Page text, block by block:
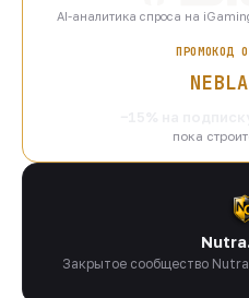
AI-аналитика спроса на
ПРОМОКОД
пока
Закрытое сообщество